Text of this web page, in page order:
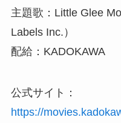
主題歌：Little Glee
Labels Inc.）
配給：KADOKAWA
公式サイト：
https://